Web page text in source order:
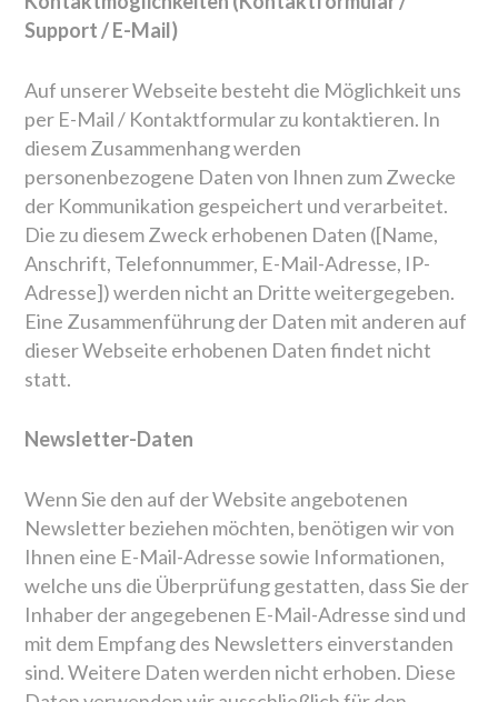
Support / E-Mail)
Auf unserer Webseite besteht die Möglichkeit uns
per E-Mail / Kontaktformular zu kontaktieren. In
diesem Zusammenhang werden
personenbezogene Daten von Ihnen zum Zwecke
der Kommunikation gespeichert und verarbeitet.
Die zu diesem Zweck erhobenen Daten ([Name,
Anschrift, Telefonnummer, E-Mail-Adresse, IP-
Adresse]) werden nicht an Dritte weitergegeben.
Eine Zusammenführung der Daten mit anderen auf
dieser Webseite erhobenen Daten findet nicht
statt.
Newsletter-Daten
Wenn Sie den auf der Website angebotenen
Newsletter beziehen möchten, benötigen wir von
Ihnen eine E-Mail-Adresse sowie Informationen,
welche uns die Überprüfung gestatten, dass Sie der
Inhaber der angegebenen E-Mail-Adresse sind und
mit dem Empfang des Newsletters einverstanden
sind. Weitere Daten werden nicht erhoben. Diese